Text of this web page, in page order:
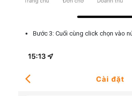
Bước 3: Cuối cùng click chọn vào